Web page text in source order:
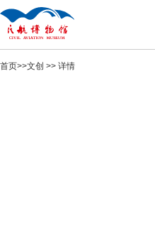
首页>>文创 >> 详情